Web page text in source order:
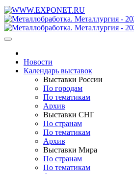
Новости
Календарь выставок
Выставки России
По городам
По тематикам
Архив
Выставки СНГ
По странам
По тематикам
Архив
Выставки Мира
По странам
По тематикам